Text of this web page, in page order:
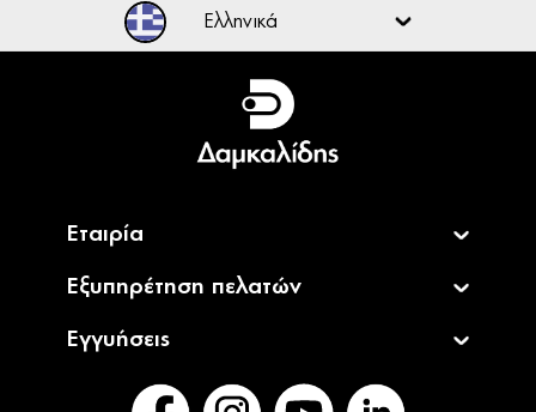
Ελληνικά
Ελληνικά
English
Εταιρία
Εξυπηρέτηση πελατών
Εγγυήσεις